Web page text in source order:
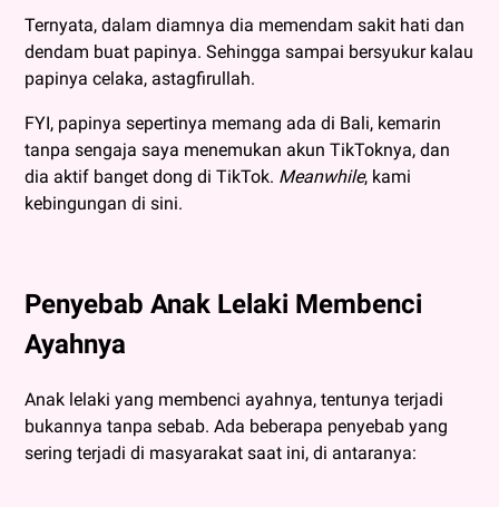
Ternyata, dalam diamnya dia memendam sakit hati dan
dendam buat papinya. Sehingga sampai bersyukur kalau
papinya celaka, astagfirullah.
FYI, papinya sepertinya memang ada di Bali, kemarin
tanpa sengaja saya menemukan akun TikToknya, dan
dia aktif banget dong di TikTok. Meanwhile, kami
kebingungan di sini.
Penyebab Anak Lelaki Membenci
Ayahnya
Anak lelaki yang membenci ayahnya, tentunya terjadi
bukannya tanpa sebab. Ada beberapa penyebab yang
sering terjadi di masyarakat saat ini, di antaranya: